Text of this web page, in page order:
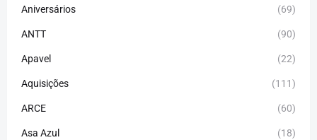
Aniversários (69)
ANTT (90)
Apavel (22)
Aquisições (111)
ARCE (60)
Asa Azul (18)